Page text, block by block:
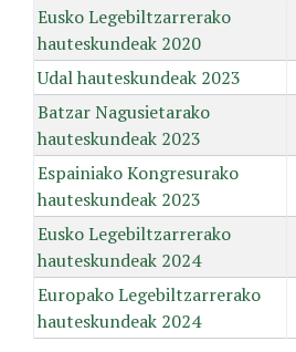
Eusko Legebiltzarrerako
hauteskundeak 2020
Udal hauteskundeak 2023
Batzar Nagusietarako
hauteskundeak 2023
Espainiako Kongresurako
hauteskundeak 2023
Eusko Legebiltzarrerako
hauteskundeak 2024
Europako Legebiltzarrerako
hauteskundeak 2024